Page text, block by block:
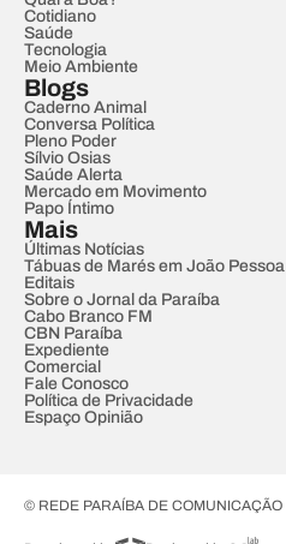
Cotidiano
Saúde
Tecnologia
Meio Ambiente
Blogs
Caderno Animal
Conversa Política
Pleno Poder
Sílvio Osias
Saúde Alerta
Mercado em Movimento
Papo Íntimo
Mais
Últimas Notícias
Tábuas de Marés em João Pessoa
Editais
Sobre o Jornal da Paraíba
Cabo Branco FM
CBN Paraíba
Expediente
Comercial
Fale Conosco
Política de Privacidade
Espaço Opinião
© REDE PARAÍBA DE COMUNICAÇÃO